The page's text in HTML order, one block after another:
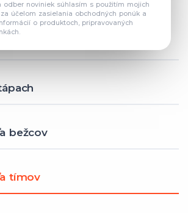
odber noviniek súhlasím s použitím mojich
účelom zasielania obchodných ponúk a
o produktoch, pripravovaných
bežcov
tímov